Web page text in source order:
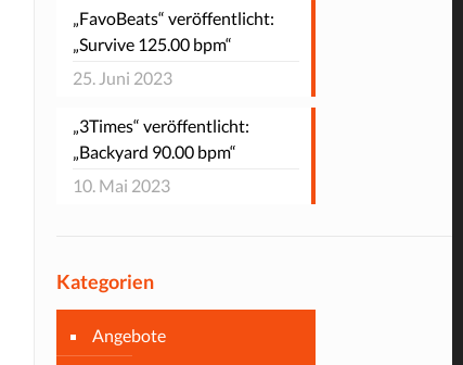
„FavoBeats“ veröffentlicht:
„Survive 125.00 bpm“
25. Juni 2023
„3Times“ veröffentlicht:
„Backyard 90.00 bpm“
10. Mai 2023
Kategorien
Angebote